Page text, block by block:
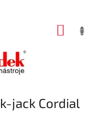
jack Cordial